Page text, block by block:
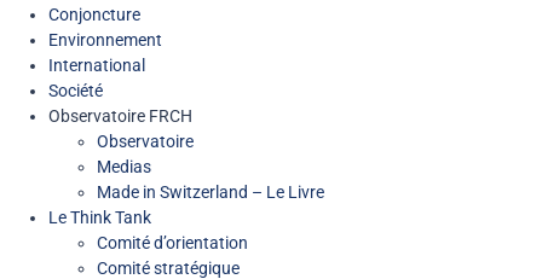
Conjoncture
Environnement
International
Société
Observatoire FRCH
Observatoire
Medias
Made in Switzerland – Le Livre
Le Think Tank
Comité d’orientation
Comité stratégique